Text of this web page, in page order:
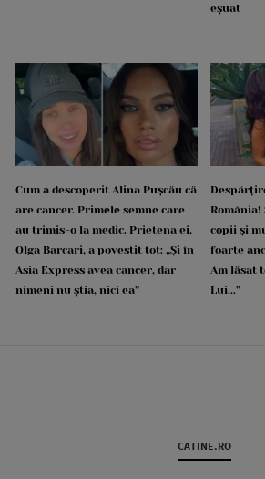
eșuat
Cum a descoperit Alina Pușcău că
are cancer. Primele semne care
au trimis-o la medic. Prietena ei,
Olga Barcari, a povestit tot: „Și în
Asia Express avea cancer, dar
nimeni nu știa, nici ea”
România!
copii și
foarte
Am lăsat
Lui...”
CATINE.RO